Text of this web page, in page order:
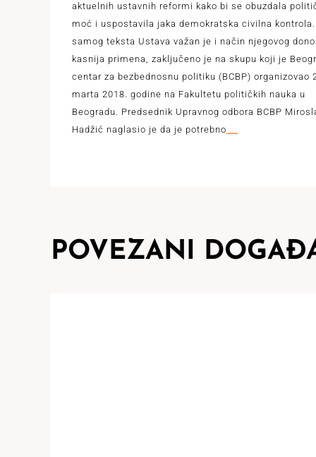
aktuelnih ustavnih reformi kako bi se obuzdala
moć i uspostavila jaka demokratska civilna
samog teksta Ustava važan je i način njegovog
kasnija primena, zaključeno je na skupu koji je
centar za bezbednosnu politiku (BCBP) organizovao
marta 2018. godine na Fakultetu političkih nauka u
Beogradu. Predsednik Upravnog odbora BCBP
Hadžić naglasio je da je potrebno ...
POVEZANI